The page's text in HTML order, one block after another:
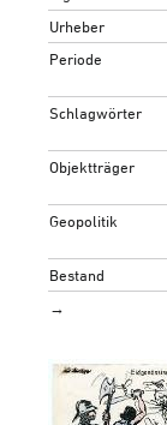
Urheber
Periode
Schlagwörter
Objektträger
Geopolitik
Bestand
→